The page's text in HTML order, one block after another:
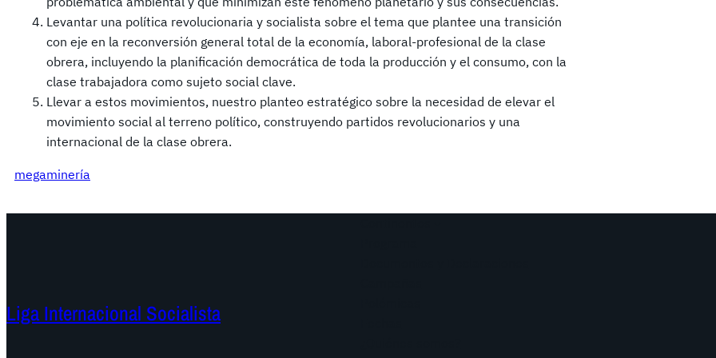
Levantar una política revolucionaria y socialista sobre el tema que plantee una transición
con eje en la reconversión general total de la economía, laboral-profesional de la clase
obrera, incluyendo la planificación democrática de toda la producción y el consumo, con la
clase trabajadora como sujeto social clave.
Llevar a estos movimientos, nuestro planteo estratégico sobre la necesidad de elevar el
movimiento social al terreno político, construyendo partidos revolucionarios y una
internacional de la clase obrera.
megaminería
Liga Internacional Socialista